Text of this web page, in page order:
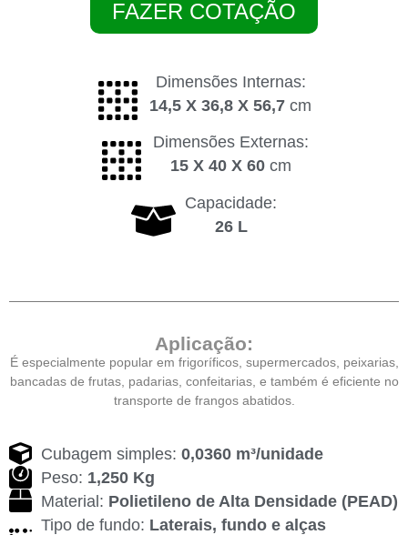
FAZER COTAÇÃO
Dimensões Internas:
14,5 X 36,8 X 56,7 cm
Dimensões Externas:
15 X 40 X 60 cm
Capacidade:
26 L
Aplicação:
É especialmente popular em frigoríficos, supermercados, peixarias,
bancadas de frutas, padarias, confeitarias, e também é eficiente no
transporte de frangos abatidos.
Cubagem simples: 0,0360 m³/unidade
Peso: 1,250 Kg
Material: Polietileno de Alta Densidade (PEAD)
Tipo de fundo: Laterais, fundo e alças